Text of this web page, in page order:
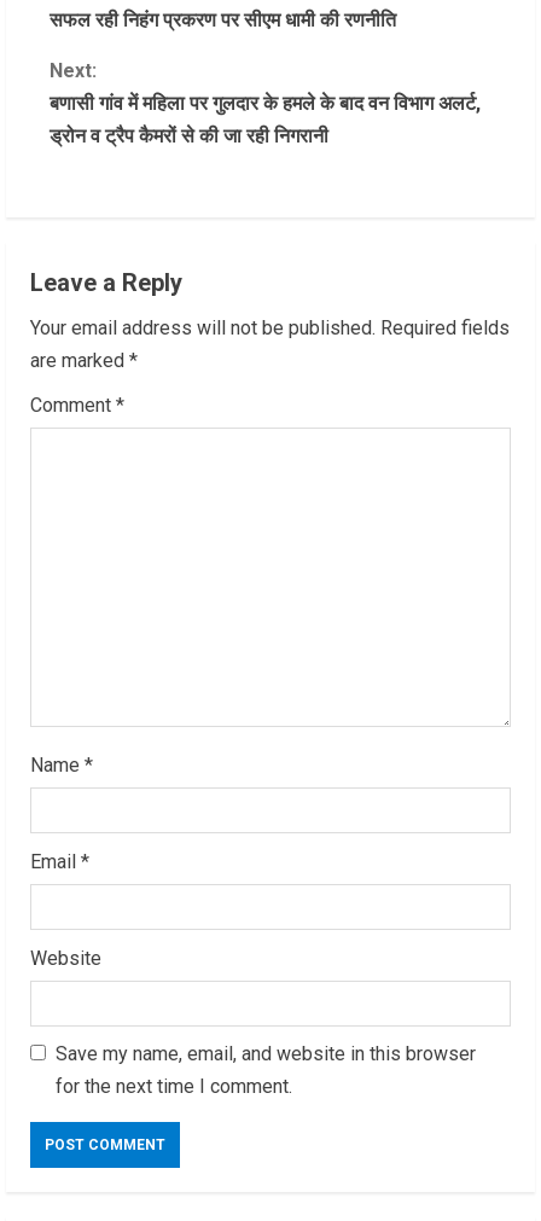
n
t
u
e
R
सफल रही निहंग प्रकरण पर सीएम धामी की रणनीति
Next:
बणासी गांव में महिला पर गुलदार के हमले के बाद वन विभाग अलर्ट,
ड्रोन व ट्रैप कैमरों से की जा रही निगरानी
Leave a Reply
Your email address will not be published. Required fields
are marked *
Comment *
Name *
Email *
Website
Save my name, email, and website in this browser
for the next time I comment.